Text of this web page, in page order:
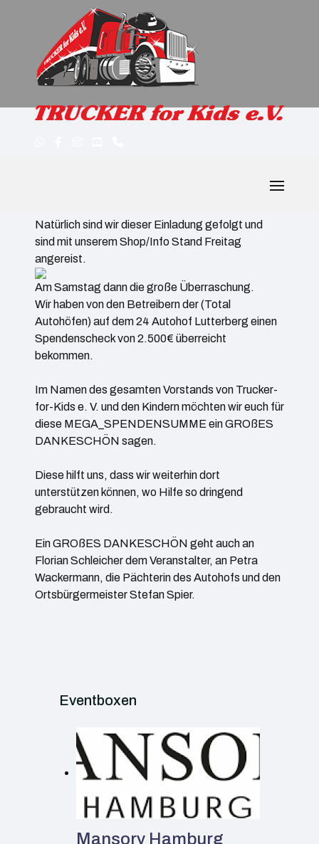
Natürlich sind wir dieser Einladung gefolgt und
sind mit unserem Shop/Info Stand Freitag
angereist.
Am Samstag dann die große Überraschung.
Wir haben von den Betreibern der (Total
Autohöfen) auf dem 24 Autohof Lutterberg einen
Spendenscheck von 2.500€ überreicht
bekommen.
Im Namen des gesamten Vorstands von Trucker-
for-Kids e. V. und den Kindern möchten wir euch für
diese MEGA_SPENDENSUMME ein GROßES
DANKESCHÖN sagen.
Diese hilft uns, dass wir weiterhin dort
unterstützen können, wo Hilfe so dringend
gebraucht wird.
Ein GROßES DANKESCHÖN geht auch an
Florian Schleicher dem Veranstalter, an Petra
Wackermann, die Pächterin des Autohofs und den
Ortsbürgermeister Stefan Spier.
Eventboxen
Mansory Hamburg